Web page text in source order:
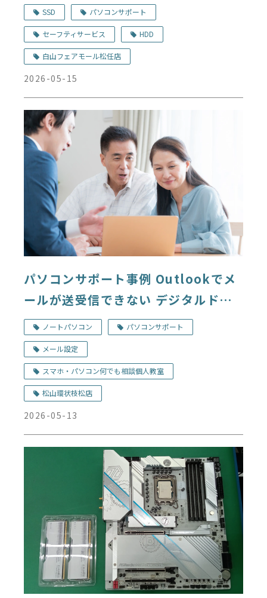
ク白山フェアモール松任店
SSD パソコンサポート
セーフティサービス HDD
白山フェアモール松任店
2026-05-15
パソコンサポート事例 Outlookでメ
ールが送受信できない デジタルドッ
ク松山環状枝松店
ノートパソコン パソコンサポート
メール設定
スマホ・パソコン何でも相談個人教室
松山環状枝松店
2026-05-13